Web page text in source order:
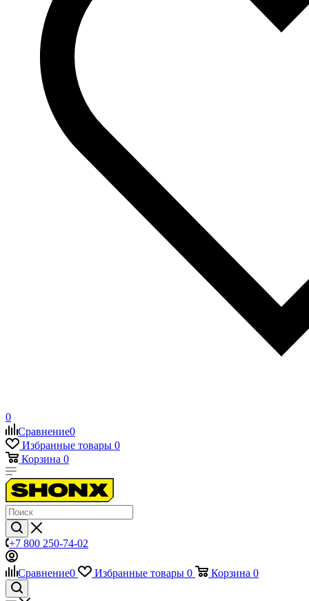
0
Сравнение0
Избранные товары 0
Корзина 0
+7 800 250-74-02
Сравнение0 Избранные товары 0 Корзина 0